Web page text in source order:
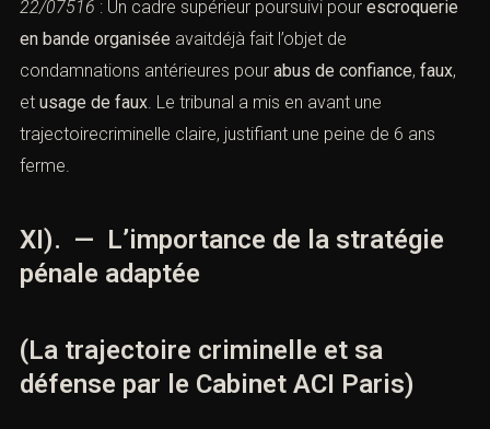
22/07516 : Un cadre supérieur poursuivi pour escroquerie
en bande organisée avaitdéjà fait l’objet de
condamnations antérieures pour abus de confiance, faux,
et usage de faux. Le tribunal a mis en avant une
trajectoirecriminelle claire, justifiant une peine de 6 ans
ferme.
XI). — L’importance de la stratégie
pénale adaptée
(La trajectoire criminelle et sa
défense par le Cabinet ACI Paris)